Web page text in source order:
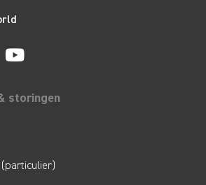
storingen